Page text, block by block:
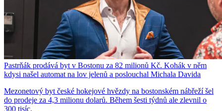
Pastrňák prodává byt v Bostonu za 82 milionů Kč. Kohák v něm
kdysi našel automat na lov jelenů a poslouchal Michala Davida
Mezonetový byt české hokejové hvězdy na bostonském nábřeží šel
do prodeje za 4,3 milionu dolarů. Během šesti týdnů ale zlevnil o
300 tisíc.